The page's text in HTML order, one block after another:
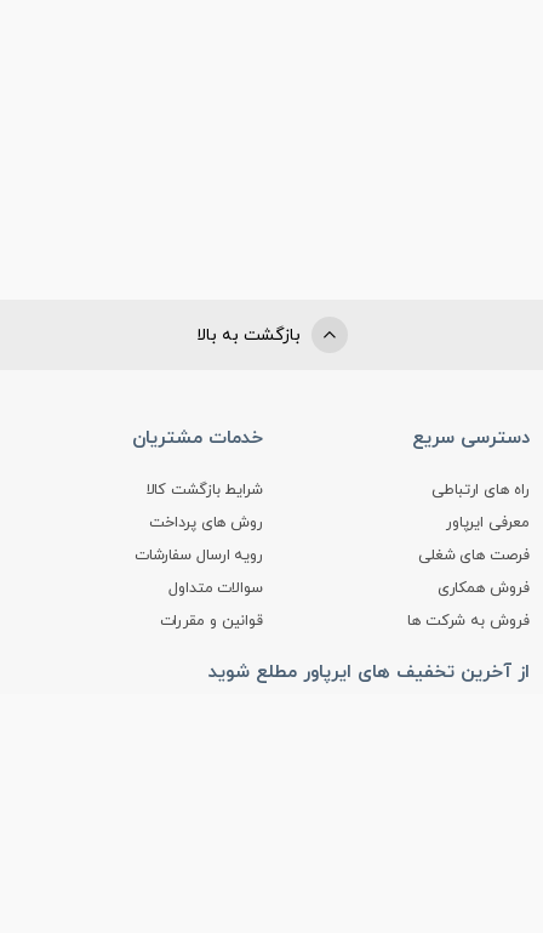
بازگشت به بالا
دسترسی سریع
راه های ارتباطی
معرفی ایرپاور
فرصت های شغلی
فروش همکاری
فروش به شرکت ها
خدمات مشتریان
شرایط بازگشت کالا
روش های پرداخت
رویه ارسال سفارشات
سوالات متداول
قوانین و مقررات
از آخرین تخفیف های ایرپاور مطلع شوید